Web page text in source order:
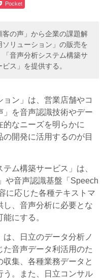
Pocket
の声」から企業の課題解
リューション」の販売を
音声分析システム構築サ
ス」を提供する。
ン」は、営業店舗やコ
」を音声認識技術やデー
的なニーズを明らかに
開発に活用するのが目
ム構築サービス」は、
や音声認識基盤「Speech
に応じた各種テキストマ
し、音声分析に必要とな
にする。
、日立のデータ分析ノ
音声データ利活用のた
集、各種業務データと
う。また、日立コンサル